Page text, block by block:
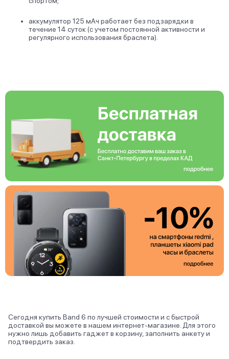
аккумулятор 125 мАч работает без подзарядки в
течение 14 суток (с учетом постоянной активности и
регулярного использования браслета).
Сегодня купить Band 6 по лучшей стоимости и с быстрой
доставкой вы можете в нашем интернет-магазине. Для этого
нужно лишь добавить гаджет в корзину, заполнить анкету и
подтвердить заказ.